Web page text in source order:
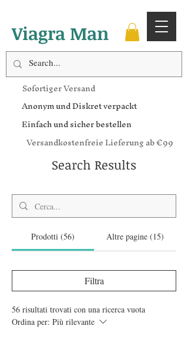
Viagra Man
Sofortiger Versand
Anonym und Diskret verpackt
Einfach und sicher bestellen
Versandkostenfreie Lieferung ab €99
Search Results
Prodotti (56) Altre pagine (15)
Filtra
56 risultati trovati con una ricerca vuota
Ordina per: Più rilevante